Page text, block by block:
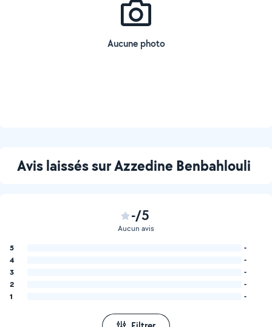
Aucune photo
Avis laissés sur Azzedine Benbahlouli
-/5
Aucun avis
5
-
4
-
3
-
2
-
1
-